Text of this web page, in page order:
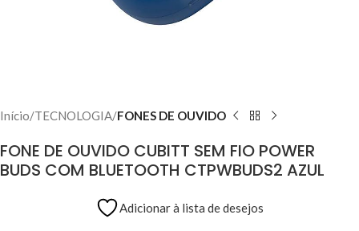
Início TECNOLOGIA FONES DE OUVIDO
FONE DE OUVIDO CUBITT SEM FIO POWER
BUDS COM BLUETOOTH CTPWBUDS2 AZUL
Adicionar à lista de desejos